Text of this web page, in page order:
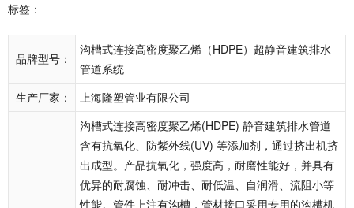
标签：
品牌型号：
沟槽式连接高密度聚乙烯（HDPE）超静音建筑排水
管道系统
生产厂家：
上海隆塑管业有限公司
沟槽式连接高密度聚乙烯(HDPE) 静音建筑排水管道
含有抗氧化、防紫外线(UV) 等添加剂，通过挤出机挤
出成型。产品抗氧化，强度高，耐磨性能好，并具有
优异的耐腐蚀、耐冲击、耐低温、自润滑、流阻小等
性能。管件上注有沟槽，管材接口采用专用的沟槽机